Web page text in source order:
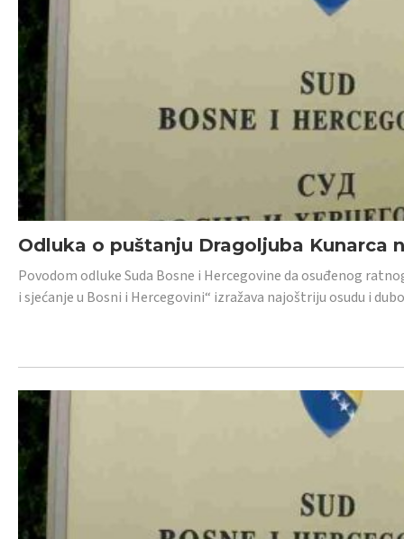
Odluka o puštanju Dragoljuba Kunarca
Povodom odluke Suda Bosne i Hercegovine da osuđenog
i sjećanje u Bosni i Hercegovini“ izražava najoštriju osudu i